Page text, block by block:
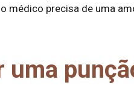
médico precisa de uma
uma